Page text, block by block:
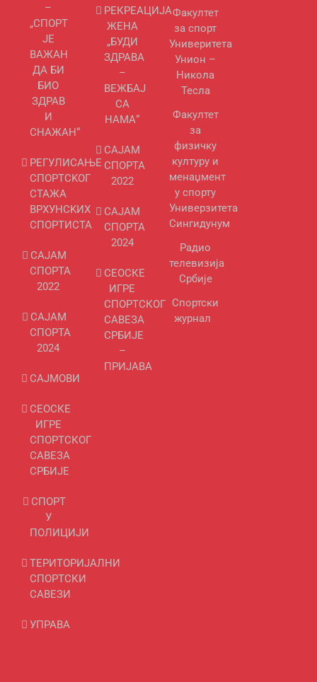
–
„СПОРТ
ЈЕ
ВАЖАН
ДА БИ
БИО
ЗДРАВ
И
СНАЖАН“
РЕГУЛИСАЊЕ
СПОРТСKОГ
СТАЖА
ВРХУНСKИХ
СПОРТИСТА
САЈАМ
СПОРТА
2022
САЈАМ
СПОРТА
2024
САЈМОВИ
СЕОСКЕ
ИГРЕ
СПОРТСКОГ
САВЕЗА
СРБИЈЕ
СПОРТ
У
ПОЛИЦИЈИ
ТЕРИТОРИЈАЛНИ
СПОРТСКИ
САВЕЗИ
УПРАВА
РЕКРЕАЦИЈА
ЖЕНА
„БУДИ
ЗДРАВА
–
ВЕЖБАЈ
СА
НАМА“
САЈАМ
СПОРТА
2022
САЈАМ
СПОРТА
2024
СЕОСКЕ
ИГРЕ
СПОРТСКОГ
САВЕЗА
СРБИЈЕ
–
ПРИЈАВА
Факултет
за спорт
Универитета
Унион –
Никола
Тесла
Факултет
за
физичку
културу и
менаџмент
у спорту
Универзитета
Сингидунум
Радио
телевизија
Србије
Спортски
журнал